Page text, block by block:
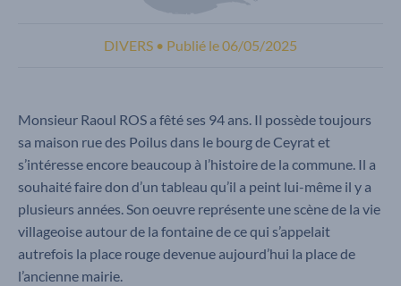
DIVERS • Publié le06/05/2025
Monsieur Raoul ROS a fêté ses 94 ans. Il possède toujours
sa maison rue des Poilus dans le bourg de Ceyrat et
s’intéresse encore beaucoup à l’histoire de la commune. Il a
souhaité faire don d’un tableau qu’il a peint lui-même il y a
plusieurs années. Son oeuvre représente une scène de la vie
villageoise autour de la fontaine de ce qui s’appelait
autrefois la place rouge devenue aujourd’hui la place de
l’ancienne mairie.